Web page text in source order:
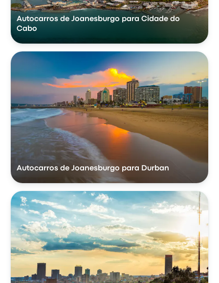
Autocarros de Joanesburgo para Cidade do
Cabo
Autocarros de Joanesburgo para Durban